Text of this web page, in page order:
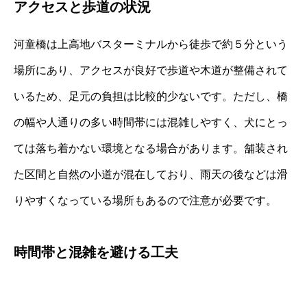
アクセスと歩道の状況
河童橋は上高地バスターミナルから徒歩で約５分という
場所にあり、アクセスが良好で歩道や木道が整備されて
いるため、足元の負担は比較的少ないです。ただし、橋
の幅や人通りの多い時間帯には混雑しやすく、犬にとっ
ては落ち着かない環境となる場合があります。舗装され
た区間と自然の小道が混在しており、雨天の後などは滑
りやすくなっている場所もあるので注意が必要です。
時間帯と混雑を避ける工夫